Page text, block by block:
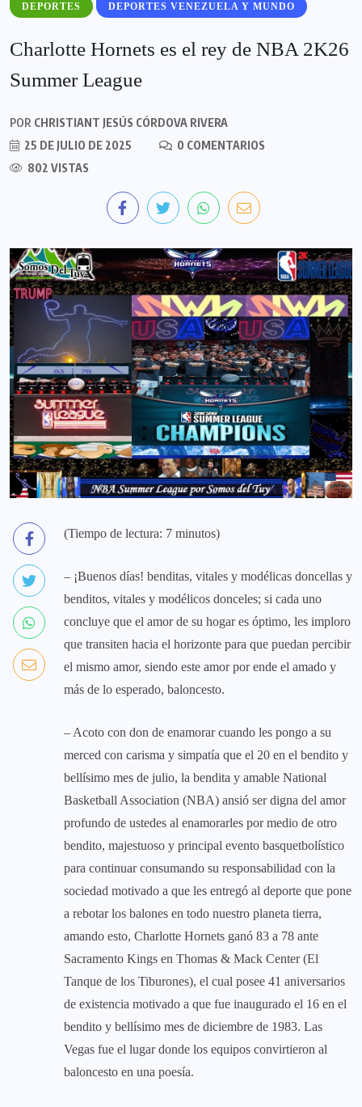
DEPORTES DEPORTES VENEZUELA Y MUNDO
Charlotte Hornets es el rey de NBA 2K26
Summer League
POR CHRISTIANT JESÚS CÓRDOVA RIVERA
25 DE JULIO DE 2025
0 COMENTARIOS
802 VISTAS
(Tiempo de lectura: 7 minutos)
– ¡Buenos días! benditas, vitales y modélicas doncellas y
benditos, vitales y modélicos donceles; si cada uno
concluye que el amor de su hogar es óptimo, les imploro
que transiten hacia el horizonte para que puedan percibir
el mismo amor, siendo este amor por ende el amado y
más de lo esperado, baloncesto.
– Acoto con don de enamorar cuando les pongo a su
merced con carisma y simpatía que el 20 en el bendito y
bellísimo mes de julio, la bendita y amable National
Basketball Association (NBA) ansió ser digna del amor
profundo de ustedes al enamorarles por medio de otro
bendito, majestuoso y principal evento basquetbolístico
para continuar consumando su responsabilidad con la
sociedad motivado a que les entregó al deporte que pone
a rebotar los balones en todo nuestro planeta tierra,
amando esto, Charlotte Hornets ganó 83 a 78 ante
Sacramento Kings en Thomas & Mack Center (El
Tanque de los Tiburones), el cual posee 41 aniversarios
de existencia motivado a que fue inaugurado el 16 en el
bendito y bellísimo mes de diciembre de 1983. Las
Vegas fue el lugar donde los equipos convirtieron al
baloncesto en una poesía.